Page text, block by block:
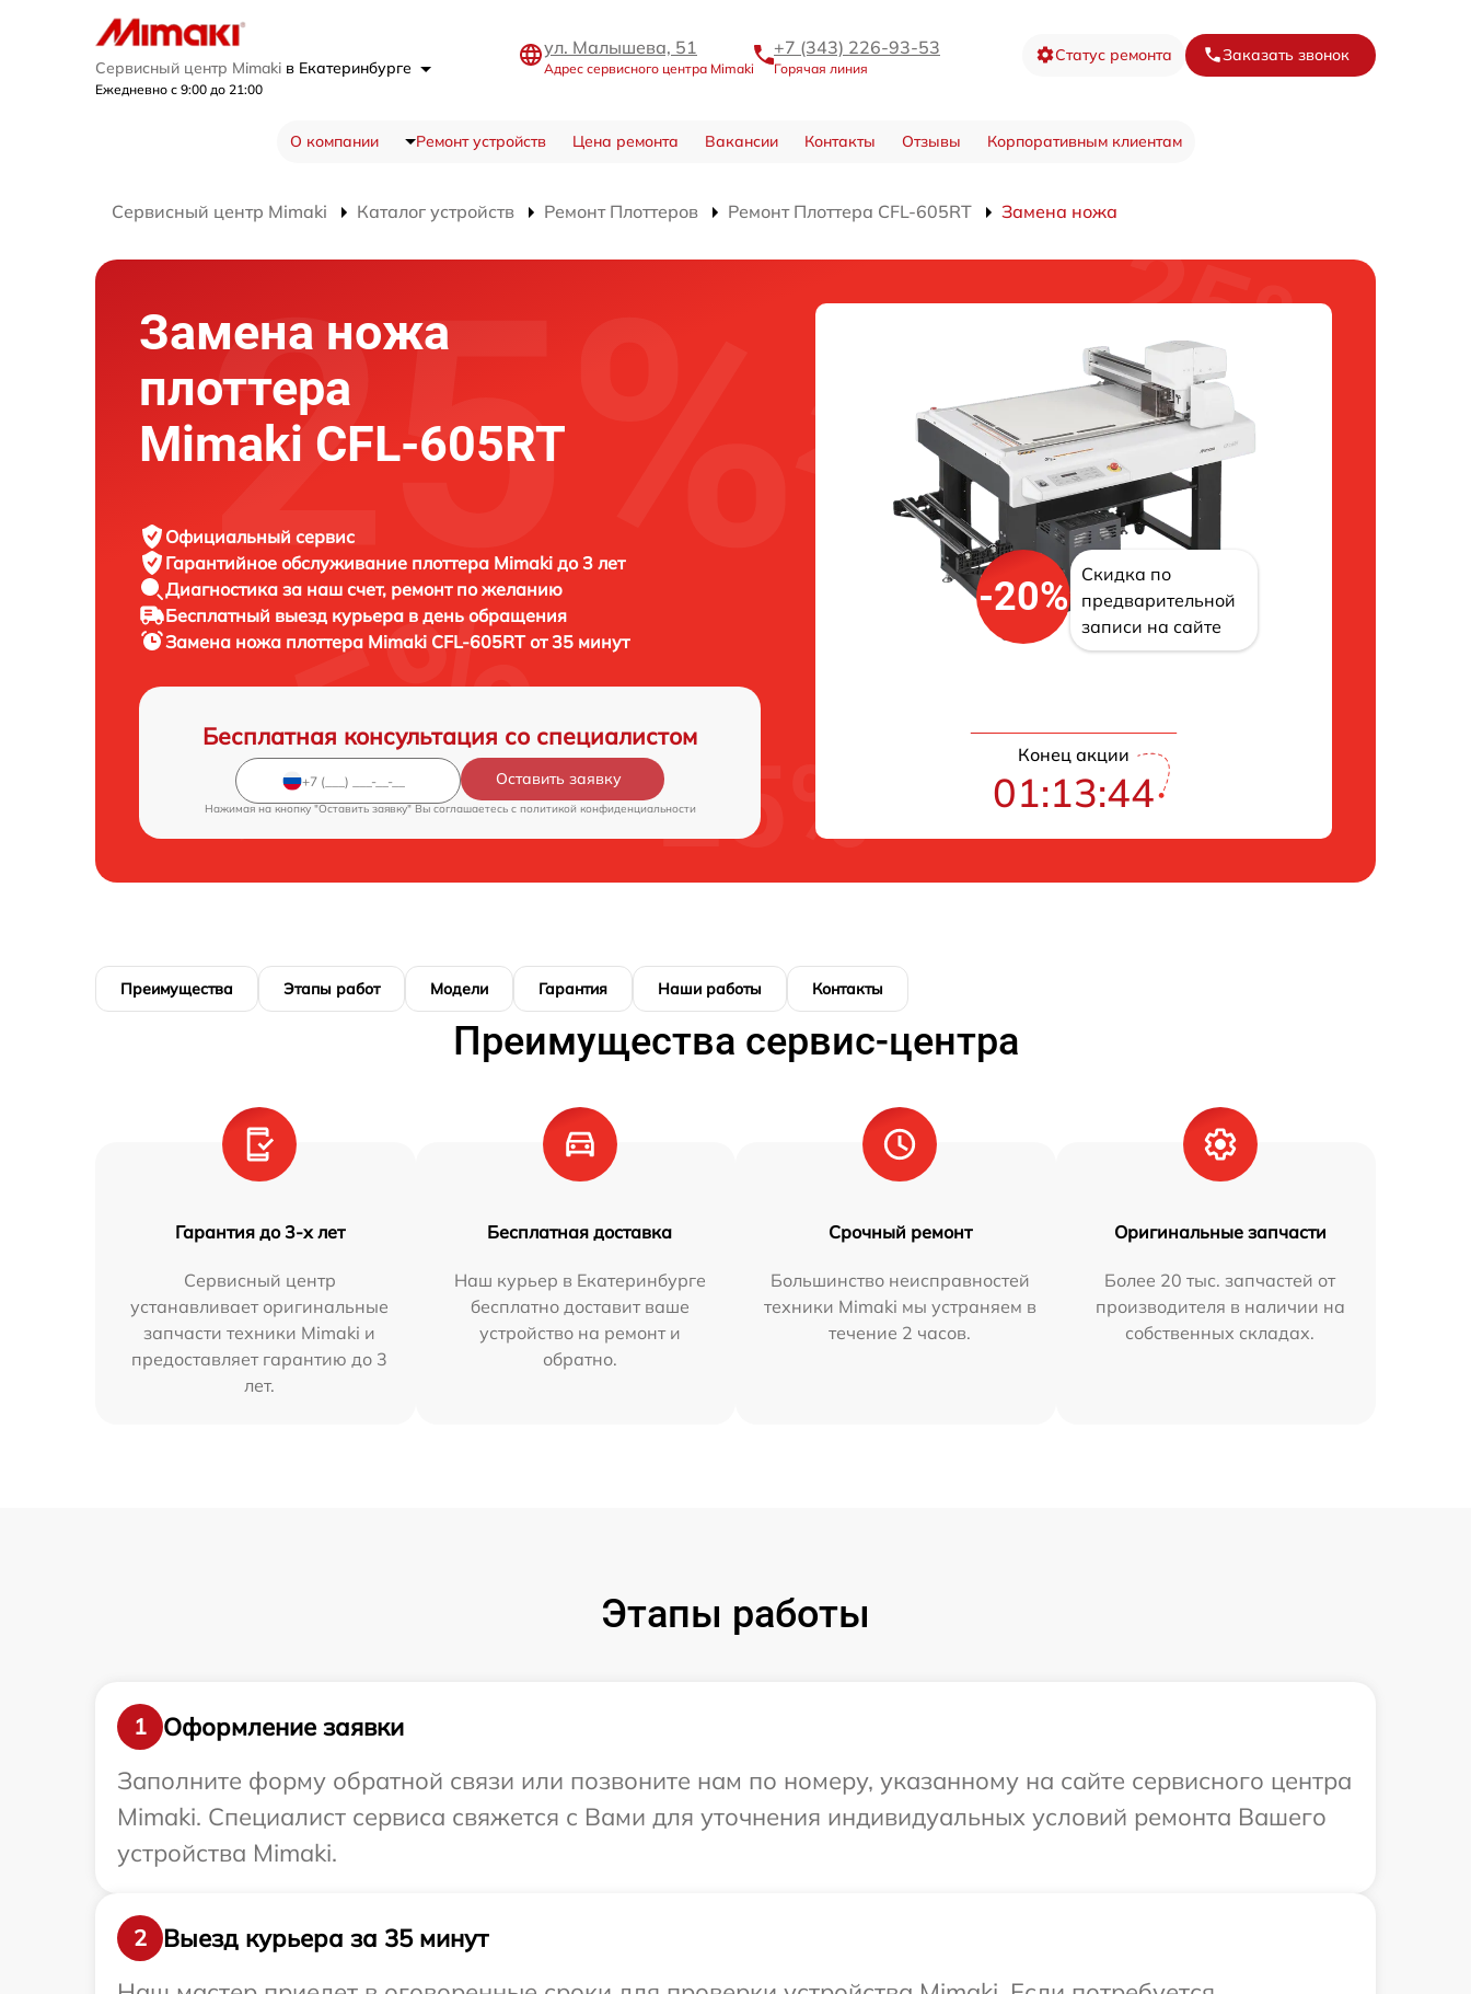
Сервисный центр Mimaki в Екатеринбурге
Ежедневно с 9:00 до 21:00
ул. Малышева, 51
Адрес сервисного центра Mimaki
+7 (343) 226-93-53
Горячая линия
Статус ремонта Заказать звонок
О компании Ремонт устройств Цена ремонта Вакансии Контакты Отзывы Корпоративным клиентам
Сервисный центр Mimaki Каталог устройств Ремонт Плоттеров Ремонт Плоттера CFL-605RT Замена ножа
Замена ножа
плоттера
Mimaki CFL-605RT
Официальный сервис
Гарантийное обслуживание плоттера Mimaki до 3 лет
Диагностика за наш счет, ремонт по желанию
Бесплатный выезд курьера в день обращения
Замена ножа плоттера Mimaki CFL-605RT от 35 минут
Бесплатная консультация со специалистом
Оставить заявку
Нажимая на кнопку "Оставить заявку" Вы соглашаетесь c политикой конфиденциальности
-20%
Скидка по
предварительной
записи на сайте
Конец акции
01:13:43
Преимущества Этапы работ Модели Гарантия Наши работы Контакты
Преимущества сервис-центра
Гарантия до 3-х лет
Сервисный центр
устанавливает оригинальные
запчасти техники Mimaki и
предоставляет гарантию до 3
лет.
Бесплатная доставка
Наш курьер в Екатеринбурге
бесплатно доставит ваше
устройство на ремонт и
обратно.
Срочный ремонт
Большинство неисправностей
техники Mimaki мы устраняем в
течение 2 часов.
Оригинальные запчасти
Более 20 тыс. запчастей от
производителя в наличии на
собственных складах.
Этапы работы
1
Оформление заявки
Заполните форму обратной связи или позвоните нам по номеру, указанному на сайте сервисного центра
Mimaki. Специалист сервиса свяжется с Вами для уточнения индивидуальных условий ремонта Вашего
устройства Mimaki.
2
Выезд курьера за 35 минут